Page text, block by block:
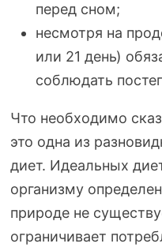
перед сном;
несмотря на
или 21 день)
соблюдать
Что необходимо
это одна из
диет. Идеальных
организму
природе не
ограничивает